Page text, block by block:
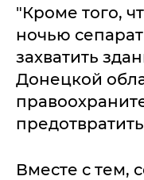
"Кроме того,
ночью
захватить
Донецкой
предотвратить
Вместе с тем,